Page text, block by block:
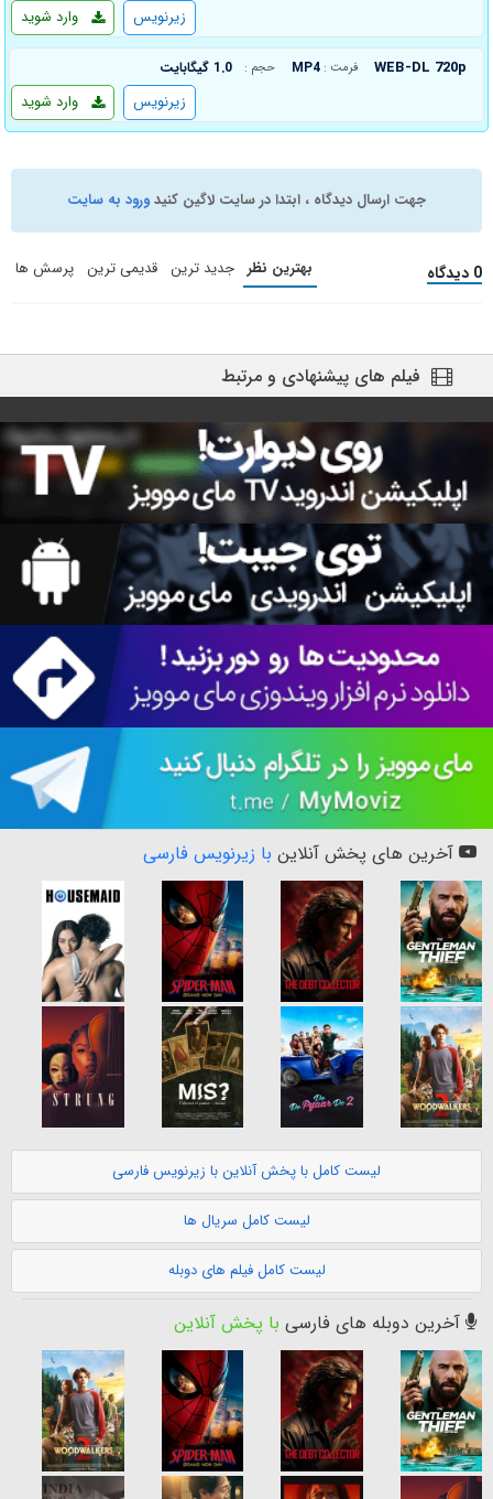
وارد شوید زیرنویس
WEB-DL 720p فرمت : MP4 حجم : 1.0 گیگابایت
وارد شوید زیرنویس
جهت ارسال دیدگاه ، ابتدا در سایت لاگین کنیدورود به سایت
0 دیدگاه بهترین نظر جدید ترین قدیمی ترین پرسش ها
فیلم های پیشنهادی و مرتبط
آخرین های پخش آنلاین با زیرنویس فارسی
لیست کامل با پخش آنلاین با زیرنویس فارسی
لیست کامل سریال ها
لیست کامل فیلم های دوبله
آخرین دوبله های فارسی با پخش آنلاین